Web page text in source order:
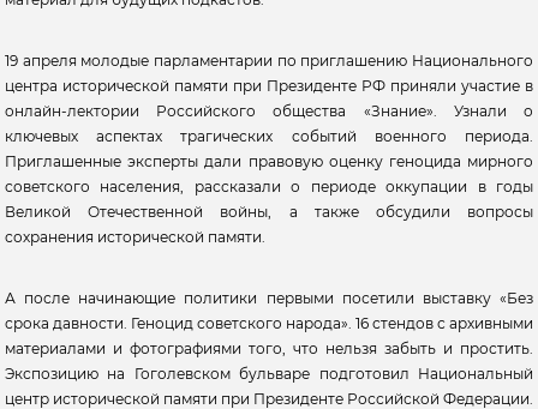
19 апреля молодые парламентарии по приглашению Национального
центра исторической памяти при Президенте РФ приняли участие в
онлайн-лектории Российского общества «Знание». Узнали о
ключевых аспектах трагических событий военного периода.
Приглашенные эксперты дали правовую оценку геноцида мирного
советского населения, рассказали о периоде оккупации в годы
Великой Отечественной войны, а также обсудили вопросы
сохранения исторической памяти.
А после начинающие политики первыми посетили выставку «Без
срока давности. Геноцид советского народа». 16 стендов с архивными
материалами и фотографиями того, что нельзя забыть и простить.
Экспозицию на Гоголевском бульваре подготовил Национальный
центр исторической памяти при Президенте Российской Федерации.